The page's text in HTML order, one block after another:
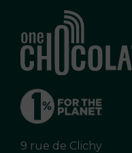
9 rue de Clichy